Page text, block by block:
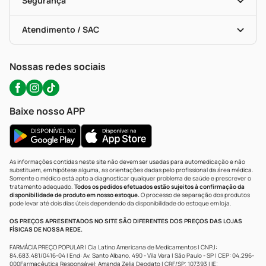
Troca E Devolução
Bulas De A A Z
Políticas De Marketplace
Testes Rápidos
Autoteste Covid-19
Certificado De Segurança
Portal Da Privacidade
Atendimento / SAC
WhatsApp (47) 9202-1687
Nossas redes sociais
Baixe nosso APP
As informações contidas neste site não devem ser usadas para automedicação e não
substituem, em hipótese alguma, as orientações dadas pelo profissional da área médica.
Somente o médico está apto a diagnosticar qualquer problema de saúde e prescrever o
tratamento adequado. Todos os pedidos efetuados estão sujeitos à confirmação da
disponibilidade de produto em nosso estoque.O processo de separação dos produtos
pode levar até dois dias úteis dependendo da disponibilidade do estoque em loja.
OS PREÇOS APRESENTADOS NO SITE SÃO DIFERENTES DOS PREÇOS DAS LOJAS
FÍSICAS DE NOSSA REDE.
FARMÁCIA PREÇO POPULAR | Cia Latino Americana de Medicamentos | CNPJ:
84.683.481/0416-04 | End: Av. Santo Albano, 490 - Vila Vera | São Paulo - SP | CEP: 04.296-
000Farmacêutica Responsável: Amanda Zelia Deodato | CRF/SP: 107393 | IE: